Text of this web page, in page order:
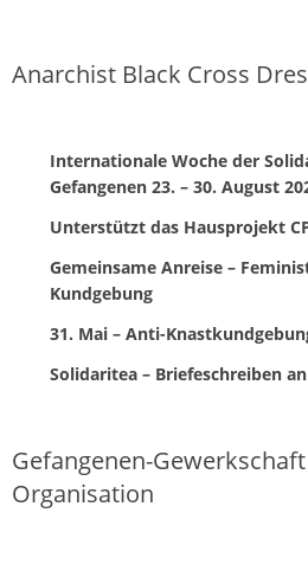
Anarchist Black Cross
Internationale Woche der
Gefangenen 23. – 30. August
Unterstützt das Hausprojekt
Gemeinsame Anreise –
Kundgebung
31. Mai – Anti-
Solidaritea – Briefeschreiben
Gefangenen-
Organisation